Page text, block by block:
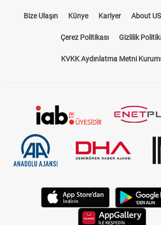
Bize Ulaşın Künye Kariyer About US
Çerez Politikası Gizlilik
KVKK Aydınlatma Metni